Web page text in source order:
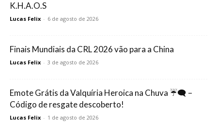
K.H.A.O.S
Lucas Felix - 6 de agosto de 2026
Finais Mundiais da CRL 2026 vão para a China
Lucas Felix - 3 de agosto de 2026
Emote Grátis da Valquíria Heroica na Chuva ☔🗨️ –
Código de resgate descoberto!
Lucas Felix - 1 de agosto de 2026